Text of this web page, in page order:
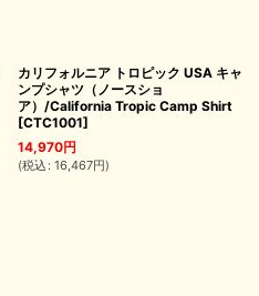
カリフォルニア トロピック USA キャ
ンプシャツ（ノースショ
ア）/California Tropic Camp Shirt
[CTC1001]
14,970円
(税込 : 16,467円)